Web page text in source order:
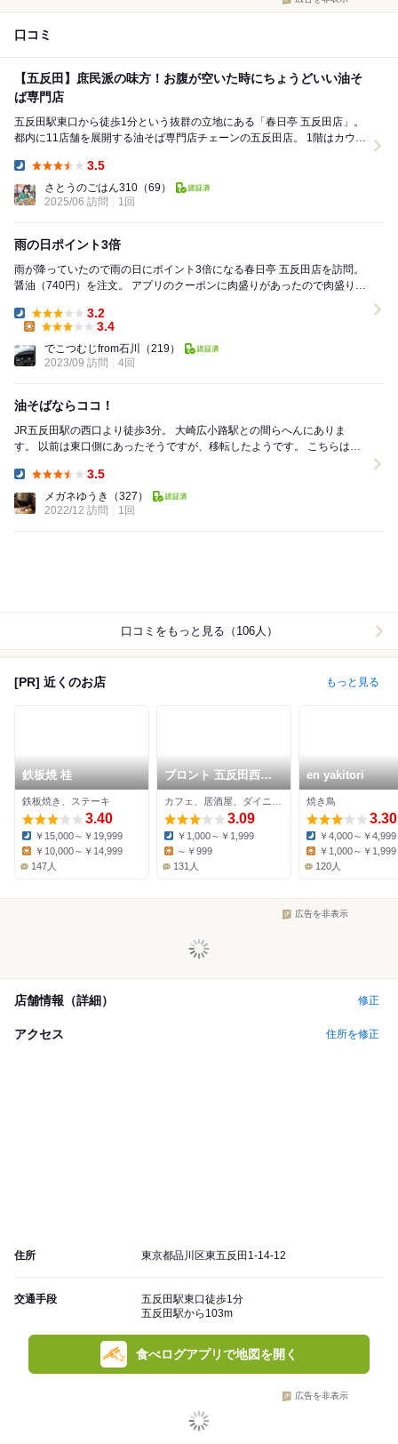
口コミ
【五反田】庶民派の味方！お腹が空いた時にちょうどいい油そ
ば専門店
五反田駅東口から徒歩1分という抜群の立地にある「春日亭 五反田店」。
都内に11店舗を展開する油そば専門店チェーンの五反田店。 1階はカウン
3.5
さとうのごはん310 （69）
2025/06 訪問
1回
雨の日ポイント3倍
雨が降っていたので雨の日にポイント3倍になる春日亭 五反田店を訪問。
醤油（740円）を注文。 アプリのクーポンに肉盛りがあったので肉盛りも
Dinner:
3.2
3.4
でこつむじfrom石川
（219）
2023/09 訪問
4回
油そばならココ！
JR五反田駅の西口より徒歩3分。 大崎広小路駅との間らへんにありま
す。 以前は東口側にあったそうですが、移転したようです。 こちらは油
3.5
メガネゆうき
（327）
2022/12 訪問
1回
口コミをもっと見る（106人）
[PR] 近くのお店 もっと見る
鉄板焼 桂
鉄板焼き、ステーキ
3.40
Dinner:
￥15,000～￥19,999
￥10,000～￥14,999
147人
プロント 五反田西口
店
3.09
Dinner:
￥1,000～￥1,999
～￥999
131人
en yakitori
焼き鳥
3.30
Dinner:
￥4,000～￥4,999
￥1,000～￥1,999
120人
広告を非表示
店舗情報（詳細） 修正
アクセス 住所を修正
住所 東京都品川区東五反田1-14-12
交通手段
五反田駅東口徒歩1分
五反田駅から103m
食べログアプリで地図を開く
広告を非表示